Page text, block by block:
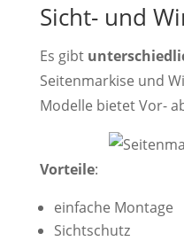
Sicht- und
Es gibt
Seitenmarkise und
Modelle bietet Vor-
Vorteile:
einfache Montage
Sichtschutz